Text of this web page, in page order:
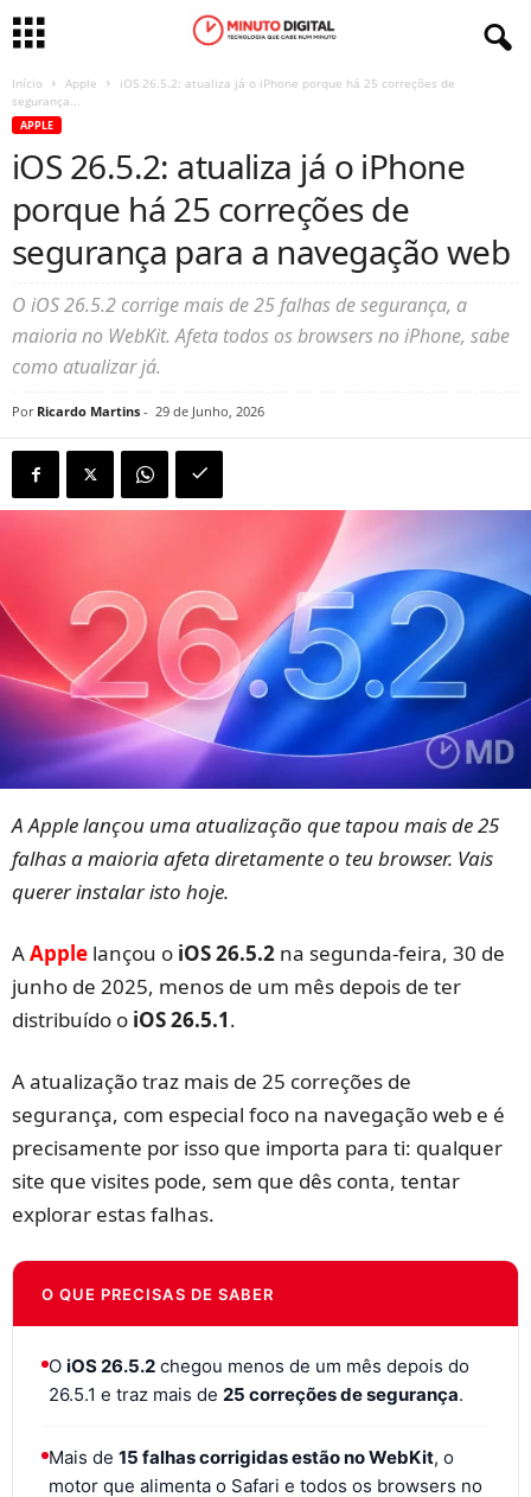
Início Apple
iOS 26.5.2: atualiza já o iPhone porque há 25 correções de
segurança...
APPLE
iOS 26.5.2: atualiza já o iPhone
porque há 25 correções de
segurança para a navegação web
O iOS 26.5.2 corrige mais de 25 falhas de segurança, a
maioria no WebKit. Afeta todos os browsers no iPhone, sabe
como atualizar já.
Por Ricardo Martins - 29 de Junho, 2026
A Apple lançou uma atualização que tapou mais de 25
falhas a maioria afeta diretamente o teu browser. Vais
querer instalar isto hoje.
AApple lançou o iOS 26.5.2 na segunda-feira, 30 de
junho de 2025, menos de um mês depois de ter
distribuído o iOS 26.5.1.
A atualização traz mais de 25 correções de
segurança, com especial foco na navegação web e é
precisamente por isso que importa para ti: qualquer
site que visites pode, sem que dês conta, tentar
explorar estas falhas.
O QUE PRECISAS DE SABER
O iOS 26.5.2 chegou menos de um mês depois do
26.5.1 e traz mais de 25 correções de segurança.
Mais de 15 falhas corrigidas estão no WebKit, o
motor que alimenta o Safari e todos os browsers no